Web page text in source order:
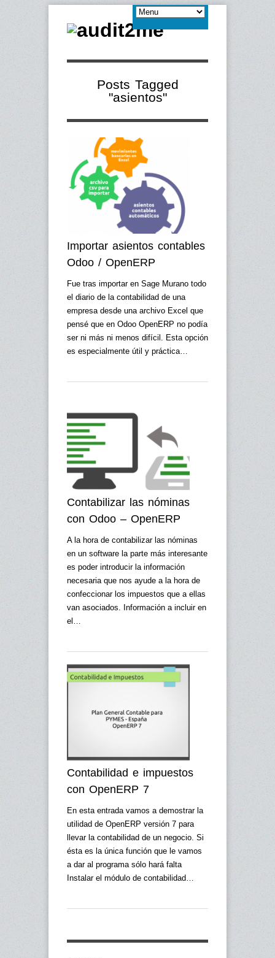
Posts Tagged
"asientos"
Importar asientos contables
Odoo / OpenERP
Fue tras importar en Sage Murano todo
el diario de la contabilidad de una
empresa desde una archivo Excel que
pensé que en Odoo OpenERP no podía
ser ni más ni menos difícil. Esta opción
es especialmente útil y práctica…
Contabilizar las nóminas
con Odoo – OpenERP
A la hora de contabilizar las nóminas
en un software la parte más interesante
es poder introducir la información
necesaria que nos ayude a la hora de
confeccionar los impuestos que a ellas
van asociados. Información a incluir en
el…
Contabilidad e impuestos
con OpenERP 7
En esta entrada vamos a demostrar la
utilidad de OpenERP versión 7 para
llevar la contabilidad de un negocio. Si
ésta es la única función que le vamos
a dar al programa sólo hará falta
Instalar el módulo de contabilidad…